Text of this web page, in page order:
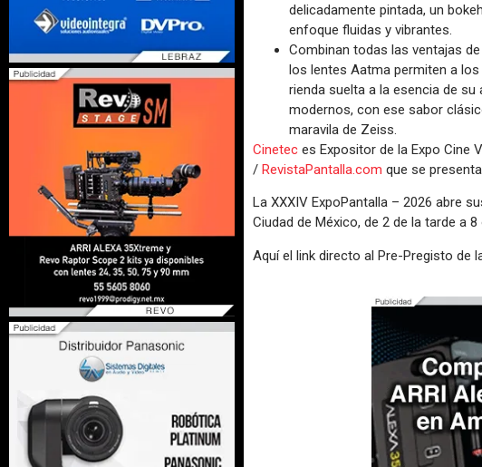
delicadamente pintada, un
enfoque fluidas y vibrantes.
Combinan todas las ventajas
los lentes Aatma permiten a
rienda suelta a la esencia de
modernos, con ese sabor
maravila de Zeiss.
Cineteces Expositor de la Expo Cine
/ RevistaPantalla.com que se
La XXXIV ExpoPantalla – 2026 abre
Ciudad de México, de 2 de la tarde a 8
Aquí el link directo al Pre-Pregisto de